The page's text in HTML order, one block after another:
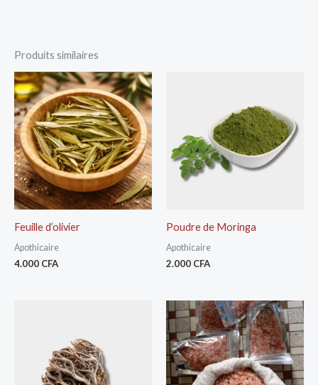
Produits similaires
Feuille d’olivier
Apothicaire
4.000 CFA
Poudre de Moringa
Apothicaire
2.000 CFA